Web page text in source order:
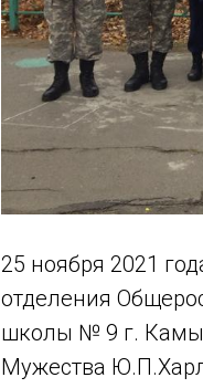
25 ноября 2021
отделения
школы № 9 г.
Мужества